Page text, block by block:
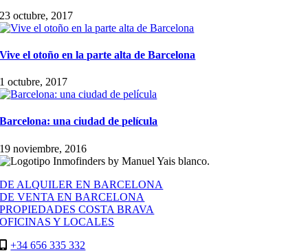
23 octubre, 2017
Vive el otoño en la parte alta de Barcelona
1 octubre, 2017
Barcelona: una ciudad de película
19 noviembre, 2016
DE ALQUILER EN BARCELONA
DE VENTA EN BARCELONA
PROPIEDADES COSTA BRAVA
OFICINAS Y LOCALES
+34 656 335 332